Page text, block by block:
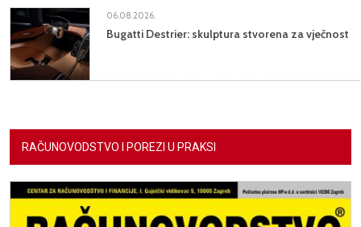
06.08.2026.
Bugatti Destrier: skulptura stvorena za vječnost
RAČUNOVODSTVO I POREZI U PRAKSI